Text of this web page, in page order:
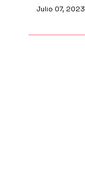
Julio 07, 2023